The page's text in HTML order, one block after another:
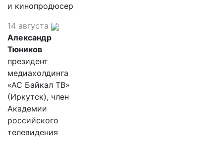
и кинопродюсер
14 августа
Александр
Тюников
президент
медиахолдинга
«АС Байкал ТВ»
(Иркутск), член
Академии
российского
телевидения